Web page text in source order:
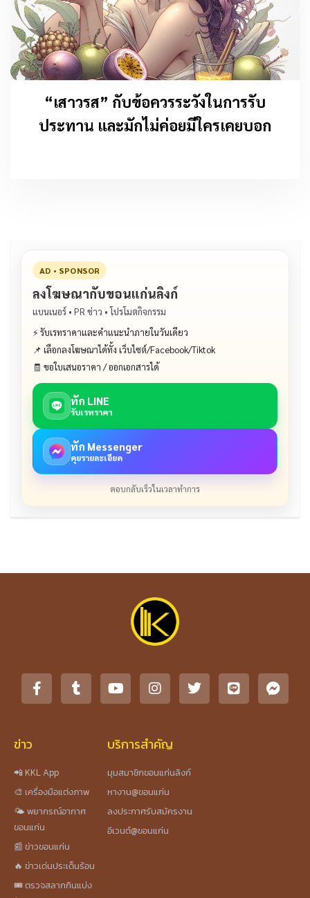
“เสาวรส” กับข้อควรระวังในการรับ
ประทาน และมักไม่ค่อยมีใครเคยบอก
AD • SPONSOR
ลงโฆษณากับขอนแก่นลิงก์
แบนเนอร์ • PR ข่าว • โปรโมตกิจกรรม
⚡ รับเรทราคาและคำแนะนำภายในวันเดียว
📌 เลือกลงโฆษณาได้ทั้ง เว็บไซต์/Facebook/Tiktok
🧾 ขอใบเสนอราคา / ออกเอกสารได้
ทัก LINE
รับเรทราคา
ทัก Messenger
คุยรายละเอียด
ตอบกลับเร็วในเวลาทำการ
ข่าว
📲 KKL App
🎨 เครื่องมือแต่งภาพ
🌤️ พยากรณ์อากาศ
ขอนแก่น
📰 ข่าวขอนแก่น
🔥 ข่าวเด่นประเด็นร้อน
🎟️ ตรวจสลากกินแบ่ง
บริการสำคัญ
มุมสมาชิกขอนแก่นลิงก์
หางาน@ขอนแก่น
ลงประกาศรับสมัครงาน
อีเวนต์@ขอนแก่น